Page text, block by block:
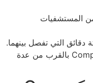
المستشفيات
دقائق التي تفصل بينهما.
يقع Compound O Jade Obour City بالقرب من عدة